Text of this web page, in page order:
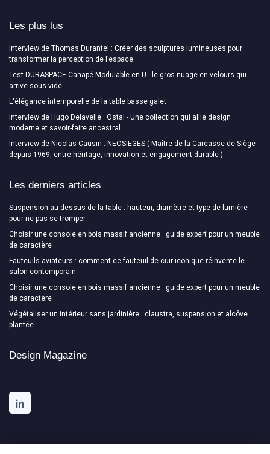
Les plus lus
Interview de Thomas Durantel : Créer des sculptures lumineuses pour
transformer la perception de l’espace
Test DURASPACE Canapé Modulable en U : le gros nuage en velours qui
arrive sous vide
L'élégance intemporelle de la table basse galet
Interview de Hugo Delavelle : Ostal - Une collection qui allie design
moderne et savoir-faire ancestral
Interview de Nicolas Causin : NEOSIEGES ( Maître de la Carcasse de Siège
depuis 1969, entre héritage, innovation et engagement durable )
Les derniers articles
Suspension au-dessus de la table : hauteur, diamètre et type de lumière
pour ne pas se tromper
Choisir une console en bois massif ancienne : guide expert pour un meuble
de caractère
Fauteuils aviateurs : comment ce fauteuil de cuir iconique réinvente le
salon contemporain
Choisir une console en bois massif ancienne : guide expert pour un meuble
de caractère
Végétaliser un intérieur sans jardinière : claustra, suspension et alcôve
plantée
Design Magazine